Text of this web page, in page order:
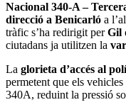
Nacional 340-A –
direcció a Benicarló a
tràfic s’ha redirigit perGil
ciutadans ja utilitzen la
La glorieta d’accés al
permetent que els
340A, reduint la pressió